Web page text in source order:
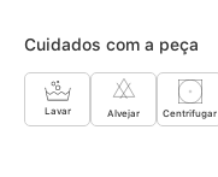
Cuidados com a peça
Lavar Alvejar Centrifugar